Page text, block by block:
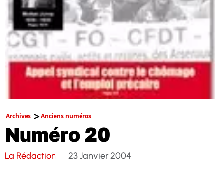
Archives Anciens numéros
Numéro 20
La Rédaction 23 Janvier 2004